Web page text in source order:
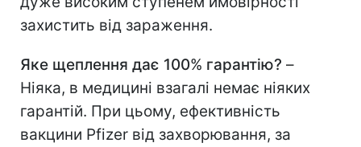
захистить від зараження.
Яке щеплення дає 100% гарантію? –
Ніяка, в медицині взагалі немає ніяких
гарантій. При цьому, ефективність
вакцини Pfizer від захворювання, за